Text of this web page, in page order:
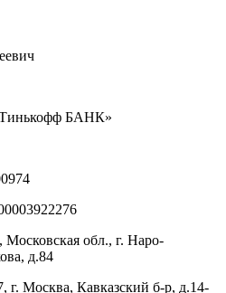
БАНК»
Московская обл., г. Наро-
д.84
г. Москва, Кавказский б-р, д.14-